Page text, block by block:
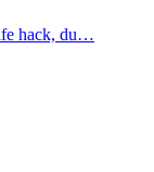
hack, du…